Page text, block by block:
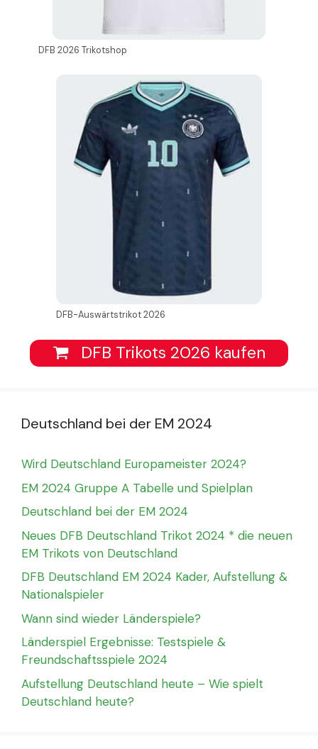
DFB 2026 Trikotshop
DFB-Auswärtstrikot 2026
DFB Trikots 2026 kaufen
Deutschland bei der EM 2024
Wird Deutschland Europameister 2024?
EM 2024 Gruppe A Tabelle und Spielplan
Deutschland bei der EM 2024
Neues DFB Deutschland Trikot 2024 * die neuen
EM Trikots von Deutschland
DFB Deutschland EM 2024 Kader, Aufstellung &
Nationalspieler
Wann sind wieder Länderspiele?
Länderspiel Ergebnisse: Testspiele &
Freundschaftsspiele 2024
Aufstellung Deutschland heute – Wie spielt
Deutschland heute?